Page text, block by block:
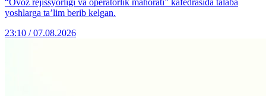
“Ovoz rejissyorligi va operatorlik mahorati” kafedrasida talaba
yoshlarga ta’lim berib kelgan.
23:10 / 07.08.2026